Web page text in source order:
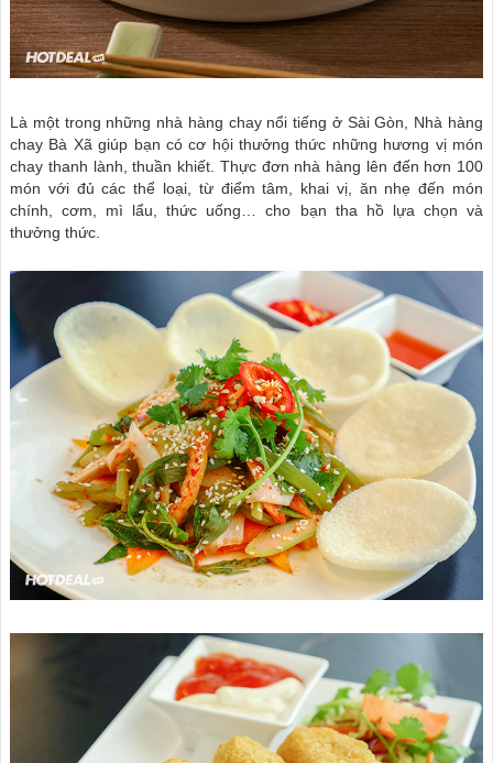
Là một trong những nhà hàng chay nổi tiếng ở Sài Gòn, Nhà hàng
chay Bà Xã giúp bạn có cơ hội thưởng thức những hương vị món
chay thanh lành, thuần khiết. Thực đơn nhà hàng lên đến hơn 100
món với đủ các thể loại, từ điểm tâm, khai vị, ăn nhẹ đến món
chính, cơm, mì lẩu, thức uống… cho bạn tha hồ lựa chọn và
thưởng thức.